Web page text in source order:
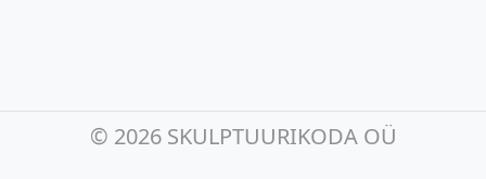
© 2026 SKULPTUURIKODA OÜ